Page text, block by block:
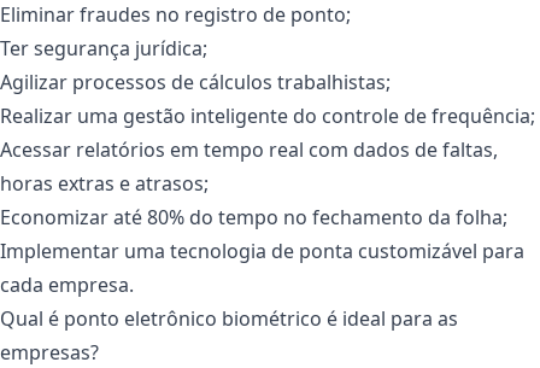
Eliminar fraudes no registro de ponto;
Ter segurança jurídica;
Agilizar processos de cálculos trabalhistas;
Realizar uma gestão inteligente do controle de frequência;
Acessar relatórios em tempo real com dados de faltas,
horas extras e atrasos;
Economizar até 80% do tempo no fechamento da folha;
Implementar uma tecnologia de ponta customizável para
cada empresa.
Qual é ponto eletrônico biométrico é ideal para as
empresas?